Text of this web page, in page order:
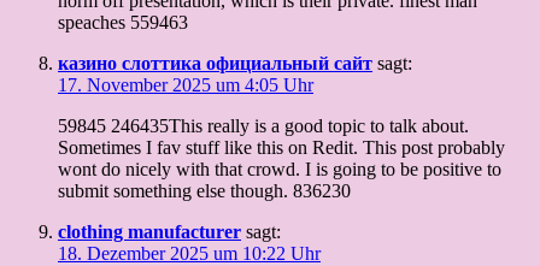
speaches 559463
казино слоттика официальный сайт sagt:
17. November 2025 um 4:05 Uhr
59845 246435This really is a good topic to talk about.
Sometimes I fav stuff like this on Redit. This post probably
wont do nicely with that crowd. I is going to be positive to
submit something else though. 836230
clothing manufacturer sagt:
18. Dezember 2025 um 10:22 Uhr